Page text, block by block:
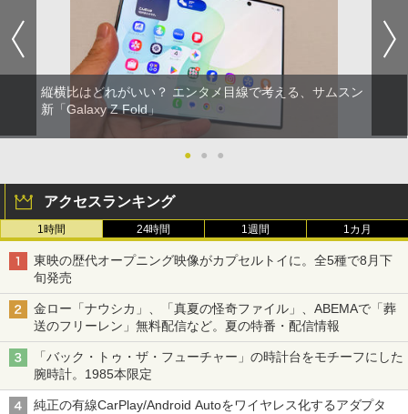
縦横比はどれがいい？ エンタメ目線で考える、サムスン
新「Galaxy Z Fold」
● ● ●
アクセスランキング
1時間 24時間 1週間 1カ月
東映の歴代オープニング映像がカプセルトイに。全5種で8月下
旬発売
金ロー「ナウシカ」、「真夏の怪奇ファイル」、ABEMAで「葬
送のフリーレン」無料配信など。夏の特番・配信情報
「バック・トゥ・ザ・フューチャー」の時計台をモチーフにした
腕時計。1985本限定
純正の有線CarPlay/Android Autoをワイヤレス化するアダプタ